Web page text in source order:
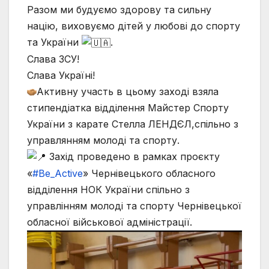
Разом ми будуємо здорову та сильну
націю, виховуємо дітей у любові до спорту
та України
.
Слава ЗСУ!
Слава Україні!
Активну участь в цьому заході взяла
стипендіатка відділення Майстер Спорту
України з карате Стелла ЛЕНДЄЛ,спільно з
управлянням молоді та спорту.
Захід проведено в рамках проєкту
«#Вe_Active» Чернівецького обласного
відділення НОК України спільно з
управлінням молоді та спорту Чернівецької
обласної військової адміністрації.